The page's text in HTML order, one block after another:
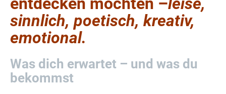
entdecken möchten –leise,
sinnlich, poetisch, kreativ,
emotional.
Was dich erwartet – und was du
bekommst